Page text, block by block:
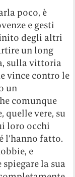
poco, è
e gesti
degli altri
un long
sulla vittoria
vince contro le
un
comunque
quelle vere, su
loro occhi
l’hanno fatto.
e
la sua